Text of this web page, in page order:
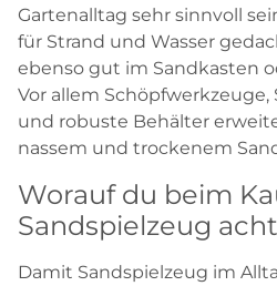
Gartenalltag sehr sinnvoll
für Strand und Wasser
ebenso gut im Sandkasten
Vor allem Schöpfwerkzeuge,
und robuste Behälter
nassem und trockenem
Worauf du beim
Sandspielzeug
Damit Sandspielzeug im